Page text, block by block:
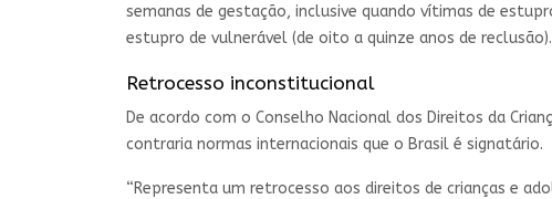
semanas de gestação, inclusive quando vítimas de
estupro de vulnerável (de oito a quinze anos de
Retrocesso inconstitucional
De acordo com o Conselho Nacional dos Direitos da
contraria normas internacionais que o Brasil é signatário.
“Representa um retrocesso aos direitos de crianças e